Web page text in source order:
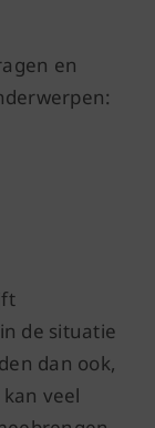
en
de situatie
dan ook,
veel